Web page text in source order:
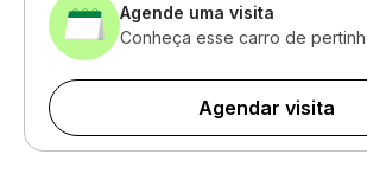
Agende uma visita
Conheça esse carro de
Agendar visita